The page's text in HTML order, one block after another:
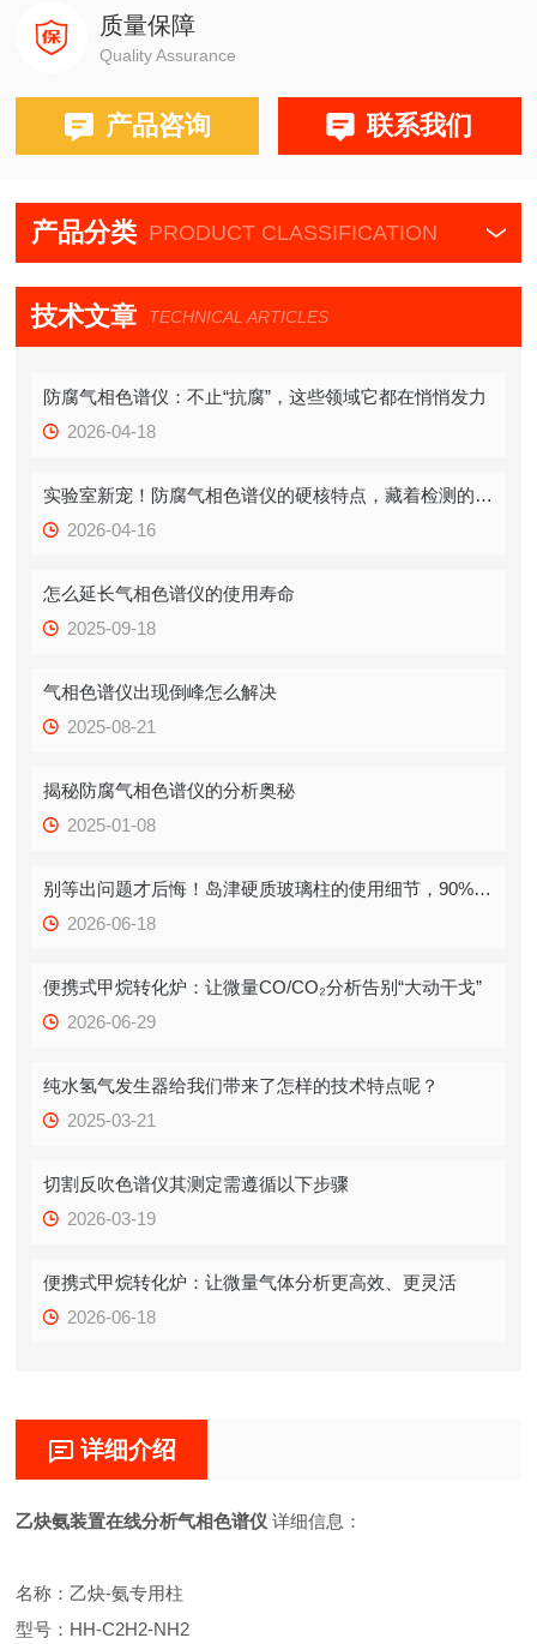
质量保障
Quality Assurance
产品咨询 联系我们
产品分类 PRODUCT CLASSIFICATION
技术文章 TECHNICAL ARTICLES
防腐气相色谱仪：不止“抗腐”，这些领域它都在悄悄发力
2026-04-18
实验室新宠！防腐气相色谱仪的硬核特点，藏着检测的“稳定密码”
2026-04-16
怎么延长气相色谱仪的使用寿命
2025-09-18
气相色谱仪出现倒峰怎么解决
2025-08-21
揭秘防腐气相色谱仪的分析奥秘
2025-01-08
别等出问题才后悔！岛津硬质玻璃柱的使用细节，90%的人都忽略了
2026-06-18
便携式甲烷转化炉：让微量CO/CO₂分析告别“大动干戈”
2026-06-29
纯水氢气发生器给我们带来了怎样的技术特点呢？
2025-03-21
切割反吹色谱仪其测定需遵循以下步骤
2026-03-19
便携式甲烷转化炉：让微量气体分析更高效、更灵活
2026-06-18
详细介绍
乙炔氨装置在线分析气相色谱仪 详细信息：
名称：乙炔-氨专用柱
型号：HH-C2H2-NH2